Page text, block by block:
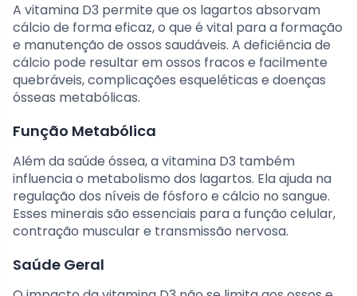
A vitamina D3 permite que os lagartos absorvam
cálcio de forma eficaz, o que é vital para a formação
e manutenção de ossos saudáveis. A deficiência de
cálcio pode resultar em ossos fracos e facilmente
quebráveis, complicações esqueléticas e doenças
ósseas metabólicas.
Função Metabólica
Além da saúde óssea, a vitamina D3 também
influencia o metabolismo dos lagartos. Ela ajuda na
regulação dos níveis de fósforo e cálcio no sangue.
Esses minerais são essenciais para a função celular,
contração muscular e transmissão nervosa.
Saúde Geral